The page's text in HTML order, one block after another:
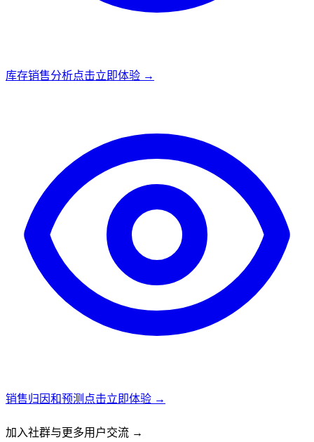
库存销售分析点击立即体验 →
销售归因和预测 点击立即体验 →
加入社群与更多用户交流 →